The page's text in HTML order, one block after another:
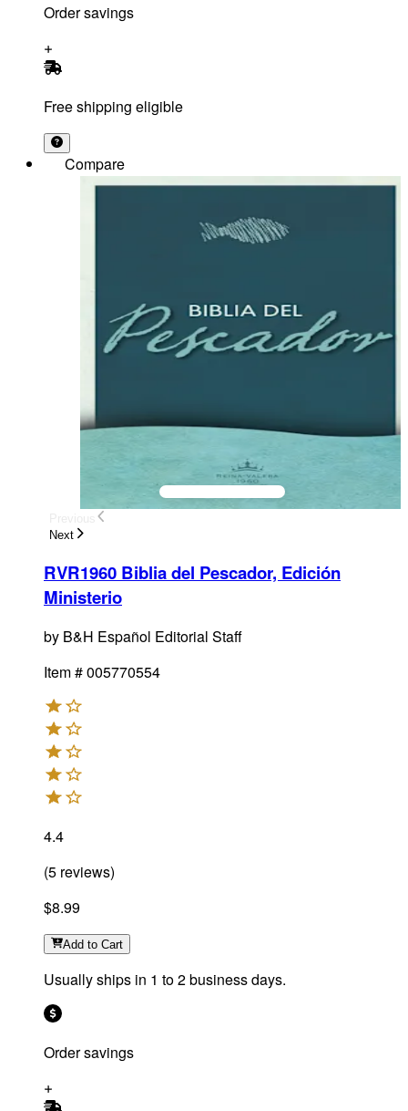
Order savings
Free shipping eligible
Compare
Next
RVR1960 Biblia del Pescador, Edición
Ministerio
by B&H Español Editorial Staff
Item #005770554
4.4
(5 reviews)
$8.99
Add to Cart
Usually ships in 1 to 2 business days.
Order savings